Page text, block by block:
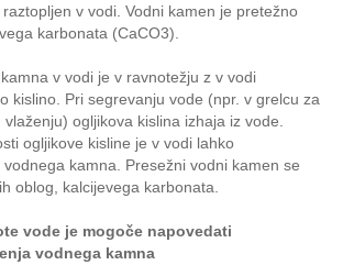
v vodi. Vodni kamen je pretežno
karbonata (CaCO3).
v vodi je v ravnotežju z v vodi
kislino. Pri segrevanju vode (npr. v grelcu za
ogljikova kislina izhaja iz vode.
ogljikove kisline je v vodi lahko
kamna. Presežni vodni kamen se
oblog, kalcijevega karbonata.
vode je mogoče napovedati
vodnega kamna